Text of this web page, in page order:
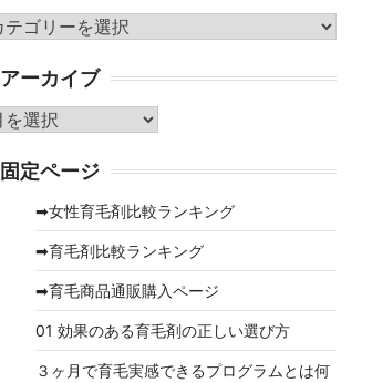
アーカイブ
固定ページ
➡女性育毛剤比較ランキング
➡育毛剤比較ランキング
➡育毛商品通販購入ページ
01 効果のある育毛剤の正しい選び方
３ヶ月で育毛実感できるプログラムとは何